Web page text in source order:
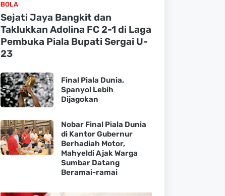
BOLA
Sejati Jaya Bangkit dan
Taklukkan Adolina FC 2-1 di Laga
Pembuka Piala Bupati Sergai U-
23
Final Piala Dunia,
Spanyol Lebih
Dijagokan
Nobar Final Piala Dunia
di Kantor Gubernur
Berhadiah Motor,
Mahyeldi Ajak Warga
Sumbar Datang
Beramai-ramai